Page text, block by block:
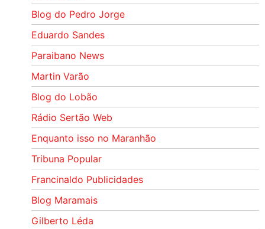
Blog do Pedro Jorge
Eduardo Sandes
Paraibano News
Martin Varão
Blog do Lobão
Rádio Sertão Web
Enquanto isso no Maranhão
Tribuna Popular
Francinaldo Publicidades
Blog Maramais
Gilberto Léda